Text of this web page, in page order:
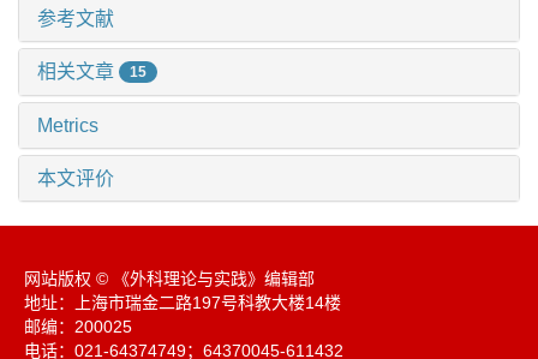
参考文献
相关文章 15
Metrics
本文评价
网站版权 © 《外科理论与实践》编辑部
地址：上海市瑞金二路197号科教大楼14楼
邮编：200025
电话：021-64374749；64370045-611432